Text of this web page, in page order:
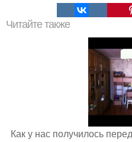
Читайте также
Как у нас получилось